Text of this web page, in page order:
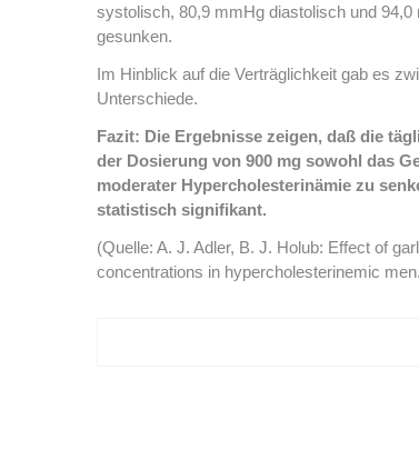
systolisch, 80,9 mmHg diastolisch und
gesunken.
Im Hinblick auf die Verträglichkeit gab es
Unterschiede.
Fazit: Die Ergebnisse zeigen, daß die
der Dosierung von 900 mg sowohl das
moderater Hypercholesterinämie zu
statistisch signifikant.
(Quelle: A. J. Adler, B. J. Holub: Effect of
concentrations in hypercholesterinemic